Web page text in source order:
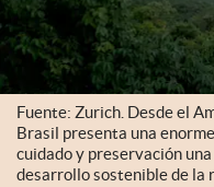
Eventos Corporativos
El Cronista Studio
Mediakit
abre en nueva pestaña
Argentina
Fuente: Zurich. Desde el
Brasil presenta una
cuidado y preservación
desarrollo sostenible de la